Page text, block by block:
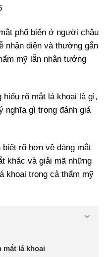
phổ biến ở người châu
nhận diện và thường gắn
mỹ lẫn nhân tướng
hiểu rõ mắt lá khoai là gì,
nghĩa gì trong đánh giá
biết rõ hơn về dáng mắt
khác và giải mã những
khoai trong cả thẩm mỹ
mắt lá khoai